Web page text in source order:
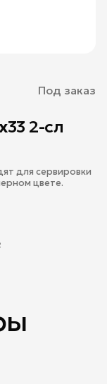
Под заказ
2-сл
для сервировки
цвете.